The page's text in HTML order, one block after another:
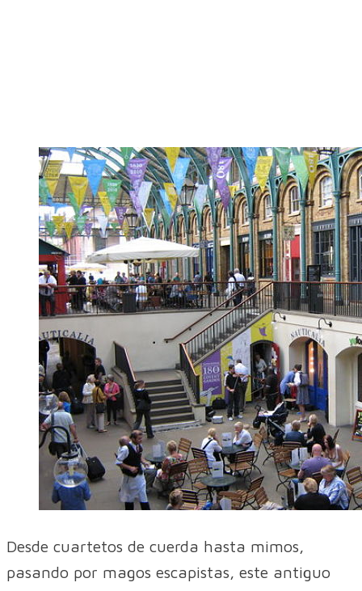
Desde cuartetos de cuerda hasta mimos,
pasando por magos escapistas, este antiguo